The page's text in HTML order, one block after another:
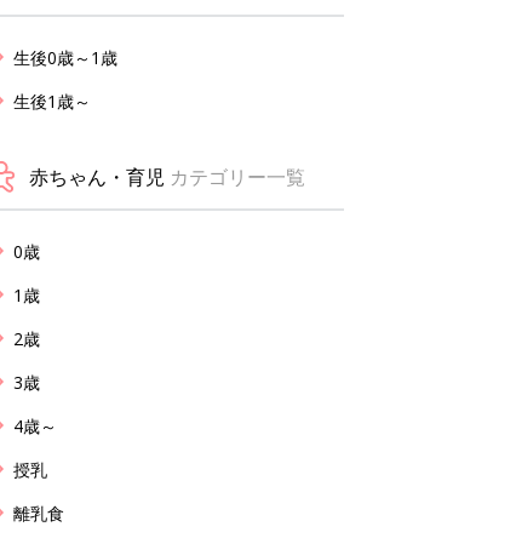
生後0歳～1歳
生後1歳～
赤ちゃん・育児 カテゴリー一覧
0歳
1歳
2歳
3歳
4歳～
授乳
離乳食